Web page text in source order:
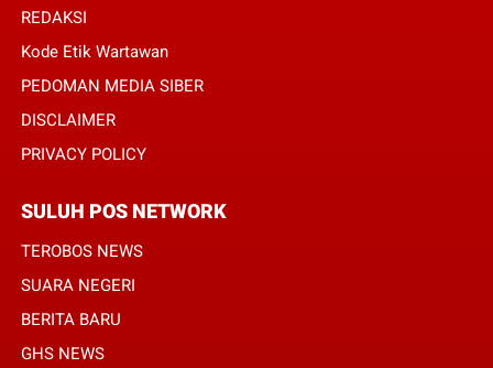
REDAKSI
Kode Etik Wartawan
PEDOMAN MEDIA SIBER
DISCLAIMER
PRIVACY POLICY
SULUH POS NETWORK
TEROBOS NEWS
SUARA NEGERI
BERITA BARU
GHS NEWS